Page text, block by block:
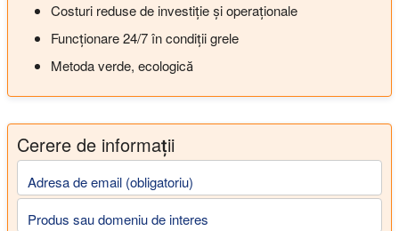
Costuri reduse de investiție și operaționale
Funcționare 24/7 în condiții grele
Metoda verde, ecologică
Cerere de informații
Adresa de email (obligatoriu)
Produs sau domeniu de interes